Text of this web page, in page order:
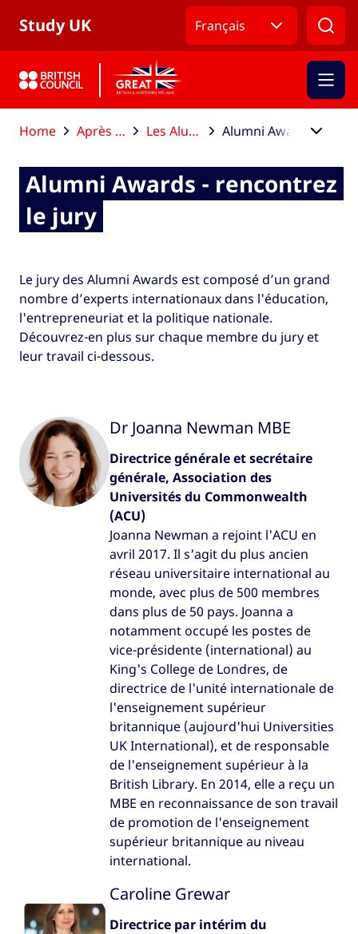
Revenir au menu de navigation
Revenir au pied de page principal
Study UK Français
Home Après vos études Les Alumni Awards
Alumni Awards - rencontrez
le jury
Le jury des Alumni Awards est composé d’un grand
nombre d’experts internationaux dans l'éducation,
l'entrepreneuriat et la politique nationale.
Découvrez-en plus sur chaque membre du jury et
leur travail ci-dessous.
Directrice générale et secrétaire
générale, Association des
Universités du Commonwealth
(ACU)
Joanna Newman a rejoint l'ACU en
avril 2017. Il s'agit du plus ancien
réseau universitaire international au
monde, avec plus de 500 membres
dans plus de 50 pays. Joanna a
notamment occupé les postes de
vice-présidente (international) au
King's College de Londres, de
directrice de l'unité internationale de
l'enseignement supérieur
britannique (aujourd'hui Universities
UK International), et de responsable
de l'enseignement supérieur à la
British Library. En 2014, elle a reçu un
MBE en reconnaissance de son travail
de promotion de l'enseignement
supérieur britannique au niveau
international.
Dr Joanna Newman MBE
Directrice par intérim du
Caroline Grewar